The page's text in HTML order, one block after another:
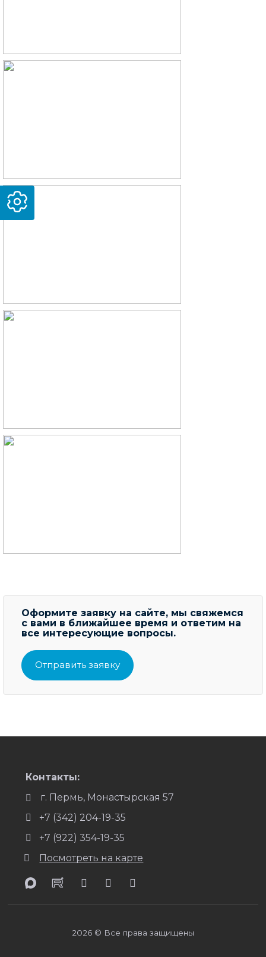
Оформите заявку на сайте, мы свяжемся
с вами в ближайшее время и ответим на
все интересующие вопросы.
Отправить заявку
Контакты:
г. Пермь, Монастырская 57
+7 (342) 204-19-35
+7 (922) 354-19-35
Посмотреть на карте
2026 © Все права защищены